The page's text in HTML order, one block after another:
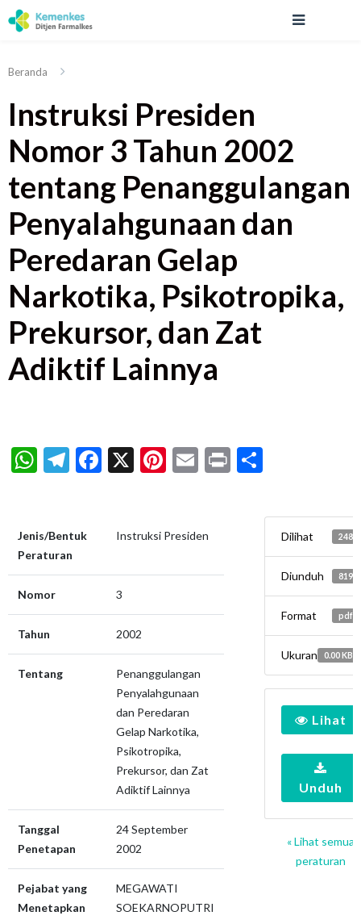
Beranda
Instruksi Presiden
Nomor 3 Tahun 2002
tentang Penanggulangan
Penyalahgunaan dan
Peredaran Gelap
Narkotika, Psikotropika,
Prekursor, dan Zat
Adiktif Lainnya
WhatsApp
Telegram
Facebook
X Pinterest
Email
Print
Jenis/Bentuk
Peraturan
Instruksi Presiden
Nomor 3
Tahun 2002
Tentang
Penanggulangan
Penyalahgunaan
dan Peredaran
Gelap Narkotika,
Psikotropika,
Prekursor, dan Zat
Adiktif Lainnya
Tanggal
Penetapan
24 September
2002
Pejabat yang
Menetapkan
MEGAWATI
SOEKARNOPUTRI
Dilihat 248
Diunduh 819
Format pdf
Ukuran 0.00 KB
Lihat
Unduh
« Lihat semua
peraturan